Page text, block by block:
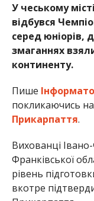
У чеському
відбувся
серед юніорів,
змаганнях
континенту.
Пише
покликаючись на
Прикарпаття.
Вихованці
Франківської
рівень
вкотре